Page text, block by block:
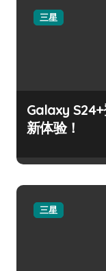
三星
Galaxy
新体验！
三星